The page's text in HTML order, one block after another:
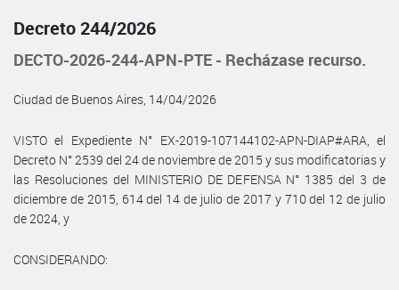
Decreto 244/2026
DECTO-2026-244-APN-PTE - Recházase recurso.
Ciudad de Buenos Aires, 14/04/2026
VISTO el Expediente N° EX-2019-107144102-APN-DIAP#ARA, el
Decreto N° 2539 del 24 de noviembre de 2015 y sus modificatorias y
las Resoluciones del MINISTERIO DE DEFENSA N° 1385 del 3 de
diciembre de 2015, 614 del 14 de julio de 2017 y 710 del 12 de julio
de 2024, y
CONSIDERANDO: